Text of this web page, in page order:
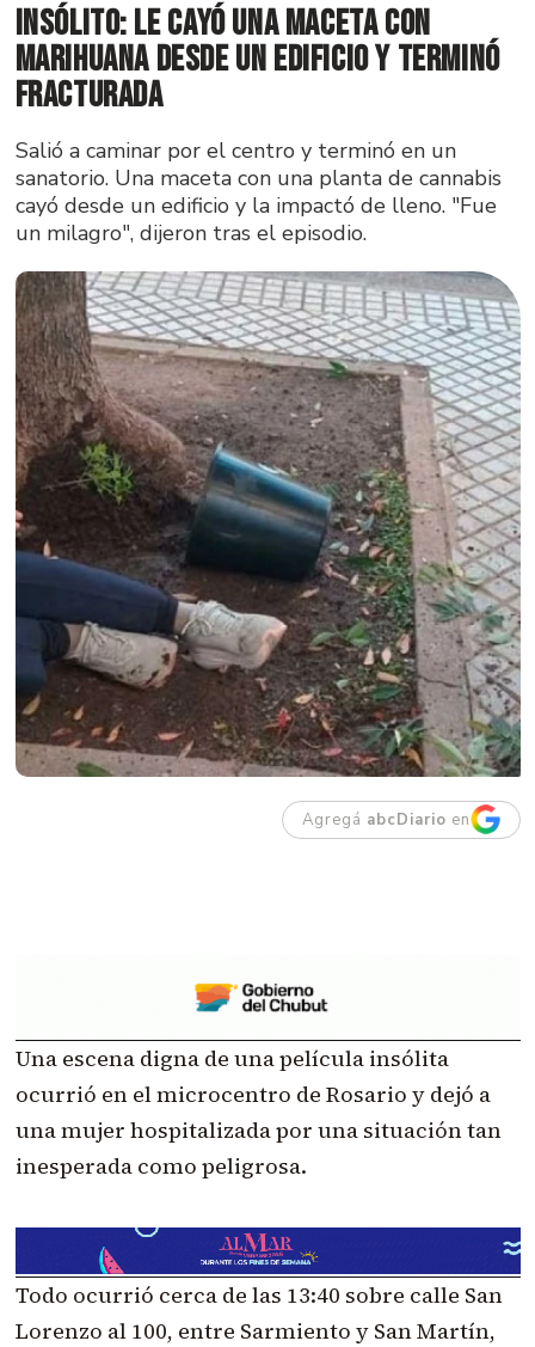
Insólito: le cayó una maceta con
marihuana desde un edificio y terminó
fracturada
Salió a caminar por el centro y terminó en un
sanatorio. Una maceta con una planta de cannabis
cayó desde un edificio y la impactó de lleno. "Fue
un milagro", dijeron tras el episodio.
Agregá abcDiario en
Una escena digna de una película insólita
ocurrió en el microcentro de Rosario y dejó a
una mujer hospitalizada por una situación tan
inesperada como peligrosa.
Todo ocurrió cerca de las 13:40 sobre calle San
Lorenzo al 100, entre Sarmiento y San Martín,